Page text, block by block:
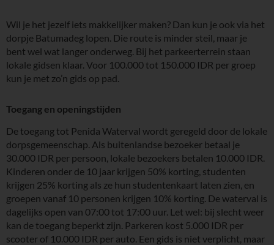
Wil je het jezelf iets makkelijker maken? Dan kun je ook via het
dorpje Batumadeg lopen. Die route is minder steil, maar je
bent wel wat langer onderweg. Bij het parkeerterrein staan
lokale gidsen klaar. Voor 100.000 tot 150.000 IDR per groep
kun je met zo’n gids op pad.
Toegang en openingstijden
De toegang tot Penida Waterval wordt geregeld door de lokale
dorpsgemeenschap. Als buitenlandse bezoeker betaal je
30.000 IDR per persoon, lokale bezoekers betalen 10.000 IDR.
Kinderen onder de 10 jaar krijgen 50% korting, studenten
krijgen 25% korting als ze hun studentenkaart laten zien, en
groepen vanaf 10 personen krijgen 10% korting. De waterval is
dagelijks open van 07:00 tot 17:00 uur. Let wel: bij slecht weer
kan de toegang beperkt zijn. Parkeren kost 5.000 IDR per
scooter of 10.000 IDR per auto. Een gids is niet verplicht, maar